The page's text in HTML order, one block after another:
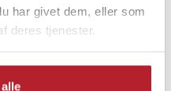
har givet dem, eller som
deres tjenester.
Vaskemaskinens dørlås
DC64-00652D til Samsung
WF-R106 WF-R1065S